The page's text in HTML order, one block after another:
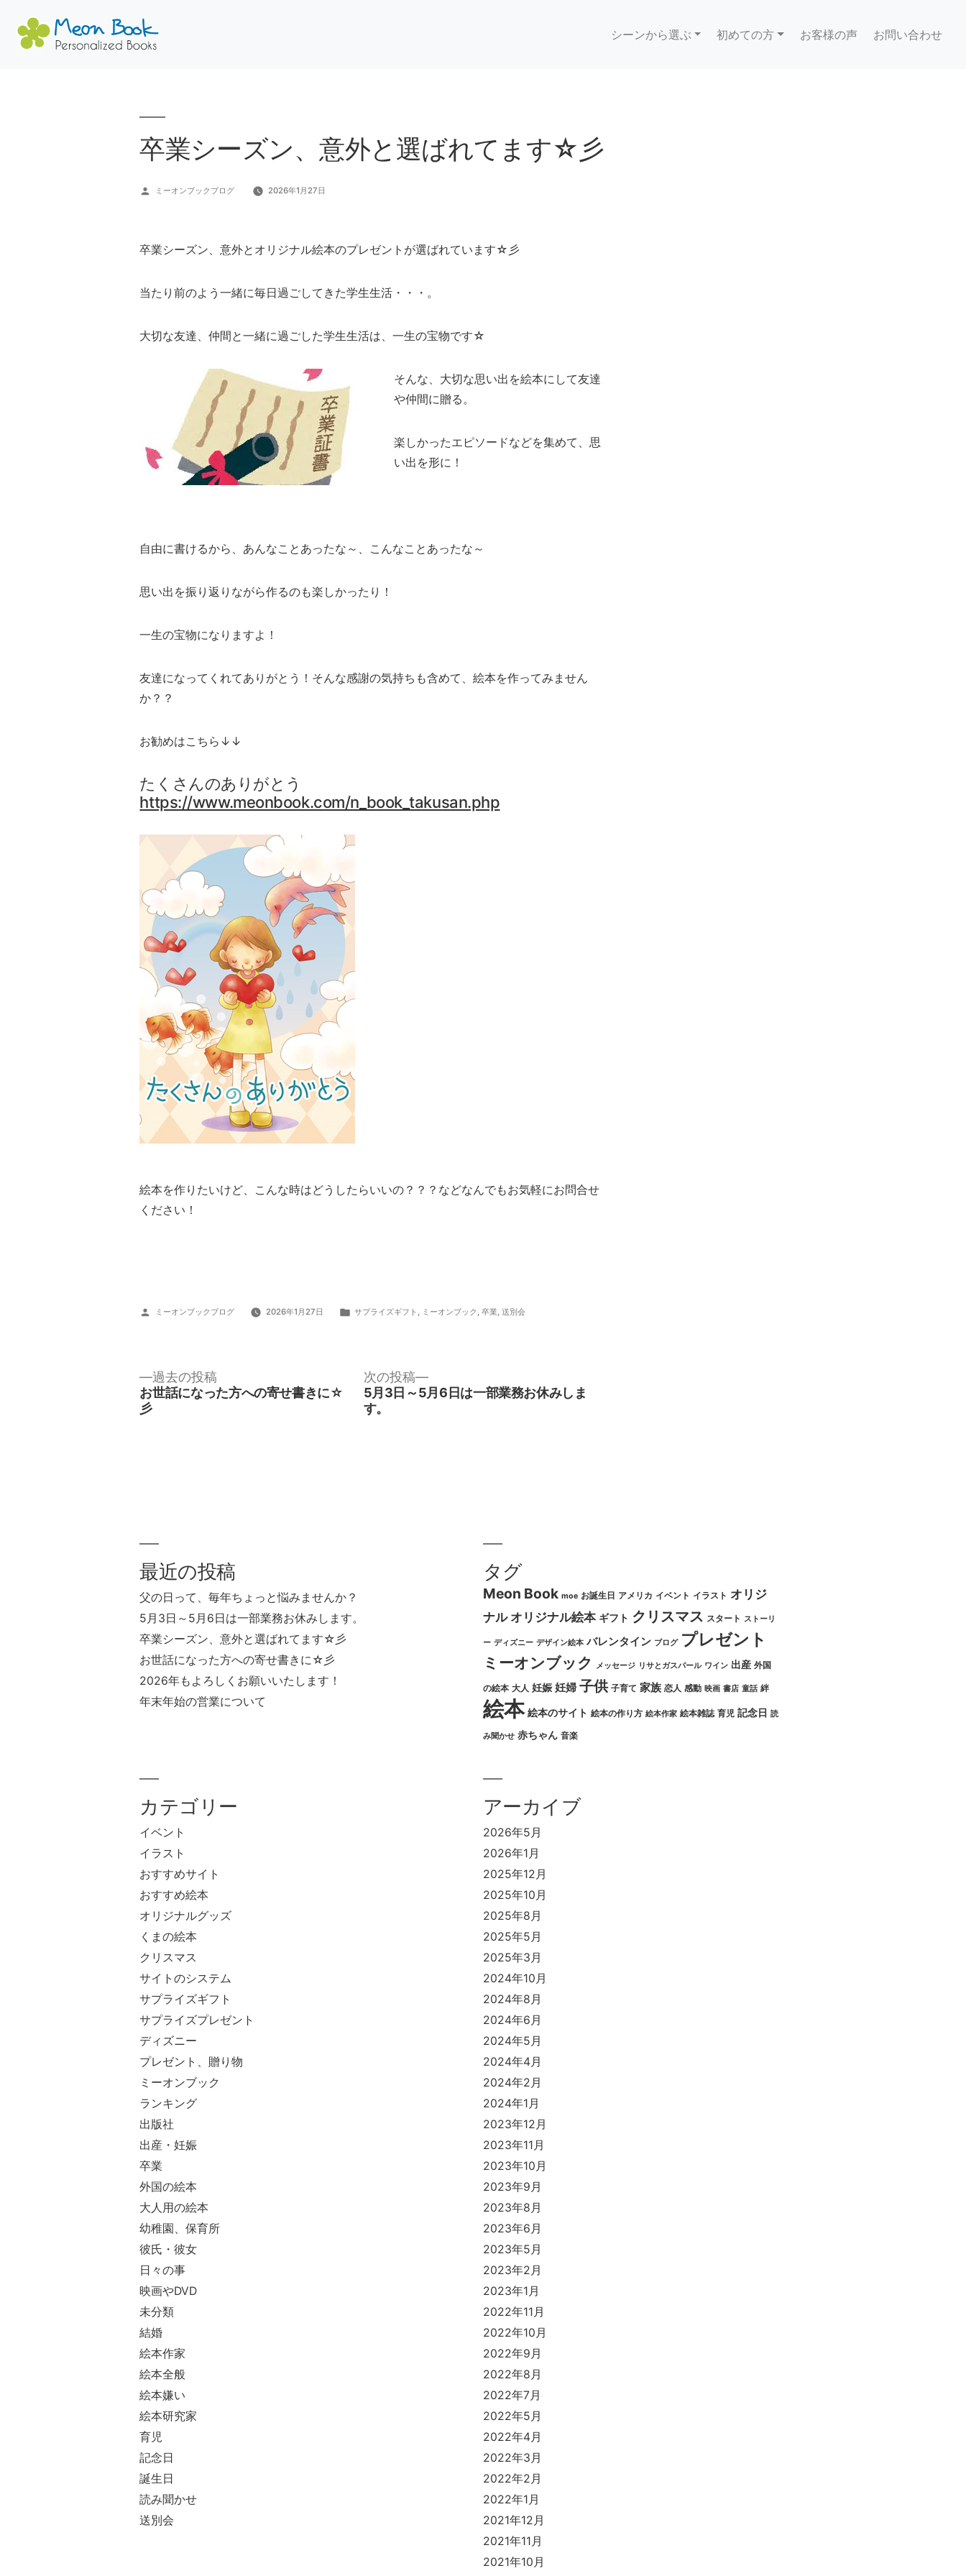
シーンから選ぶ 初めての方 お客様の声 お問い合わせ
卒業シーズン、意外と選ばれてます☆彡
投ミーオンブックブログ 2026年1月27日
卒業シーズン、意外とオリジナル絵本のプレゼントが選ばれています☆彡
当たり前のよう一緒に毎日過ごしてきた学生生活・・・。
大切な友達、仲間と一緒に過ごした学生生活は、一生の宝物です☆
そんな、大切な思い出を絵本にして友達
や仲間に贈る。
楽しかったエピソードなどを集めて、思
い出を形に！
自由に書けるから、あんなことあったな～、こんなことあったな～
思い出を振り返りながら作るのも楽しかったり！
一生の宝物になりますよ！
友達になってくれてありがとう！そんな感謝の気持ちも含めて、絵本を作ってみません
か？？
お勧めはこちら↓↓
たくさんのありがとう
https://www.meonbook.com/n_book_takusan.php
絵本を作りたいけど、こんな時はどうしたらいいの？？？などなんでもお気軽にお問合せ
ください！
投ミーオンブックブログ 2026年1月27日
カ
サプライズギフト ミーオンブック ,卒業 ,送別会
過去の投稿
去
お世話になった方への寄せ書きに☆
彡
次の投稿
次
の
5月3日～5月6日は一部業務お休みしま
す。
最近の投稿
父の日って、毎年ちょっと悩みませんか？
5月3日～5月6日は一部業務お休みします。
卒業シーズン、意外と選ばれてます☆彡
お世話になった方への寄せ書きに☆彡
2026年もよろしくお願いいたします！
年末年始の営業について
タグ
Meon Book moe お誕生日 アメリカ イベント イラスト オリジ
ナル オリジナル絵本 ギフト クリスマス スタート ストーリ
ー ディズニー デザイン絵本 バレンタイン ブログ プレゼント
ミーオンブック メッセージ リサとガスパール ワイン 出産 外国
の絵本 大人 妊娠 妊婦 子供 子育て 家族 恋人 感動 映画 書店 童話 絆
絵本 絵本のサイト 絵本の作り方 絵本作家 絵本雑誌 育児 記念日 読
み聞かせ 赤ちゃん 音楽
カテゴリー
イベント
イラスト
おすすめサイト
おすすめ絵本
オリジナルグッズ
くまの絵本
クリスマス
サイトのシステム
サプライズギフト
サプライズプレゼント
ディズニー
プレゼント、贈り物
ミーオンブック
ランキング
出版社
出産・妊娠
卒業
外国の絵本
大人用の絵本
幼稚園、保育所
彼氏・彼女
日々の事
映画やDVD
未分類
結婚
絵本作家
絵本全般
絵本嫌い
絵本研究家
育児
記念日
誕生日
読み聞かせ
送別会
アーカイブ
2026年5月
2026年1月
2025年12月
2025年10月
2025年8月
2025年5月
2025年3月
2024年10月
2024年8月
2024年6月
2024年5月
2024年4月
2024年2月
2024年1月
2023年12月
2023年11月
2023年10月
2023年9月
2023年8月
2023年6月
2023年5月
2023年2月
2023年1月
2022年11月
2022年10月
2022年9月
2022年8月
2022年7月
2022年5月
2022年4月
2022年3月
2022年2月
2022年1月
2021年12月
2021年11月
2021年10月